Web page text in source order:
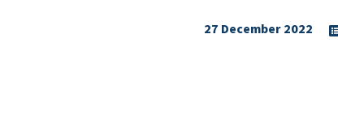
27 December 2022